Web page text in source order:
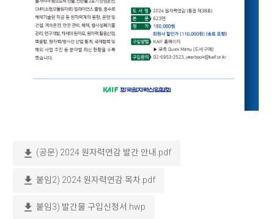
download (공문) 2024 원자력연감 발간 안내.pdf
download 붙임2) 2024 원자력연감 목차.pdf
download 붙임3) 발간물 구입신청서.hwp